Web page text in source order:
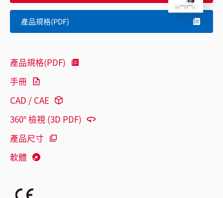
產品規格(PDF)
產品規格(PDF)
手冊
CAD / CAE
360° 檢視 (3D PDF)
產品尺寸
軟體